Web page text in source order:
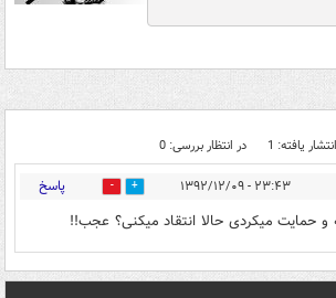
انتشار یافته: 1 در انتظار بررسی: 0
۲۳:۴۳ - ۱۳۹۲/۱۲/۰۹ 0 پاسخ
و حمایت میکردی حالا انتقاد میکنی؟ عجب!!